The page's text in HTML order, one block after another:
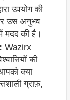
उपयोग की
उस अनुभव
मदद की है।
Wazirx
की
क्या
ग्राफ़,